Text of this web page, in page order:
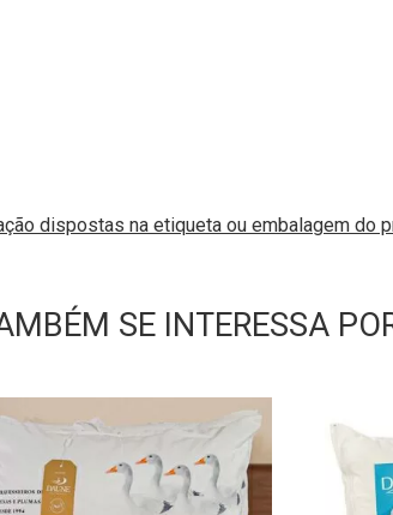
dispostas na etiqueta ou embalagem do
SE INTERESSA